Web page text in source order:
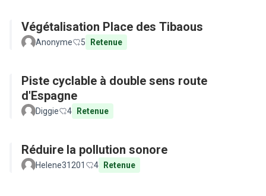
Végétalisation Place des Tibaous
Anonyme 5 Retenue
Piste cyclable à double sens route
d'Espagne
Diggie 4 Retenue
Réduire la pollution sonore
Helene31201 4 Retenue